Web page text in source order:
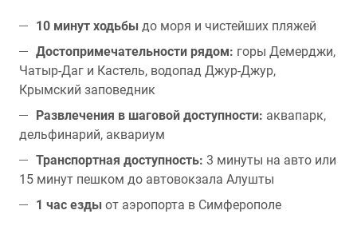
10 минут ходьбы до моря и чистейших пляжей
Достопримечательности рядом: горы Демерджи,
Чатыр-Даг и Кастель, водопад Джур-Джур,
Крымский заповедник
Развлечения в шаговой доступности: аквапарк,
дельфинарий, аквариум
Транспортная доступность: 3 минуты на авто или
15 минут пешком до автовокзала Алушты
1 час езды от аэропорта в Симферополе